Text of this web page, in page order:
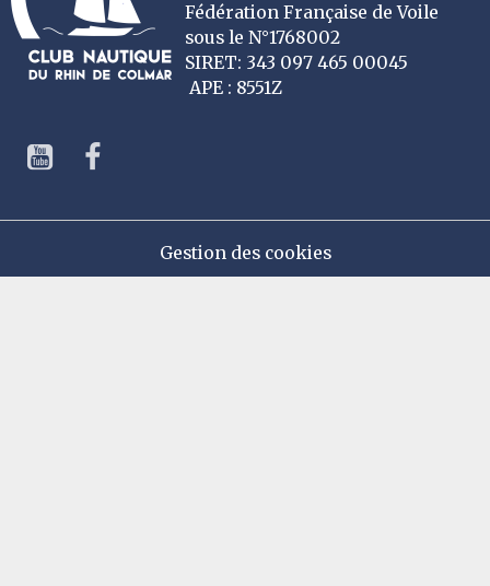
Fédération Française de Voile
sous le N°1768002
SIRET: 343 097 465 00045
APE : 8551Z
Gestion des cookies